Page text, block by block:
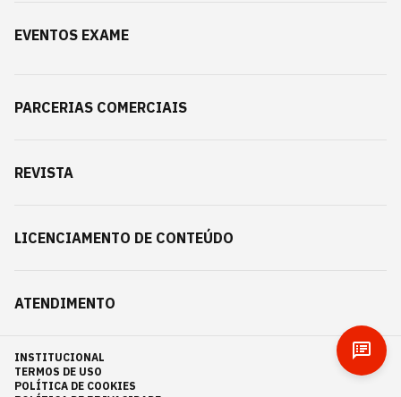
EVENTOS EXAME
PARCERIAS COMERCIAIS
REVISTA
LICENCIAMENTO DE CONTEÚDO
ATENDIMENTO
INSTITUCIONAL
TERMOS DE USO
POLÍTICA DE COOKIES